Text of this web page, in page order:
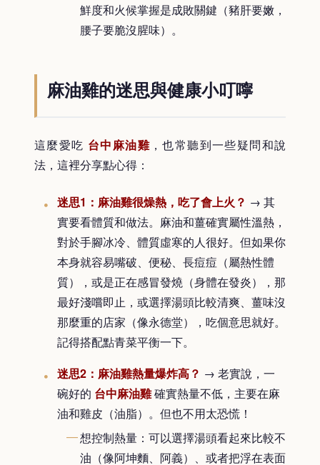
鮮度和火候掌握是成敗關鍵（豬肝要嫩，
腰子要脆沒腥味）。
麻油雞的迷思與健康小叮嚀
這麼愛吃 台中麻油雞 ，也常聽到一些疑問和說
法，這裡分享點心得：
迷思1：麻油雞很燥熱，吃了會上火？ → 其
實要看體質和做法。麻油和薑確實屬性溫熱，
對於手腳冰冷、體質虛寒的人很好。但如果你
本身就容易嘴破、便秘、長痘痘（屬熱性體
質），或是正在感冒發燒（身體在發炎），那
最好淺嚐即止，或選擇湯頭比較清爽、薑味沒
那麼重的店家（像永德堂），吃個意思就好。
記得搭配點青菜平衡一下。
迷思2：麻油雞熱量爆炸高？ → 老實說，一
碗好的 台中麻油雞確實熱量不低，主要在麻
油和雞皮（油脂）。但也不用太恐慌！
想控制熱量：可以選擇湯頭看起來比較不
油（像阿坤麵、阿義）、或者把浮在表面